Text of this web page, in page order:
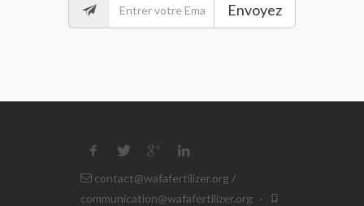
Envoyez
contact@wafafertilizer.org /
communication@wafafertilizer.org ·